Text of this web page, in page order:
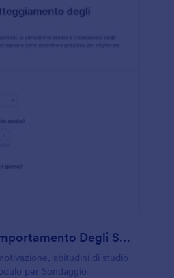
Indagine Sul Comportamento Degli Studenti Survey
abitudini di studio
per Sondaggio